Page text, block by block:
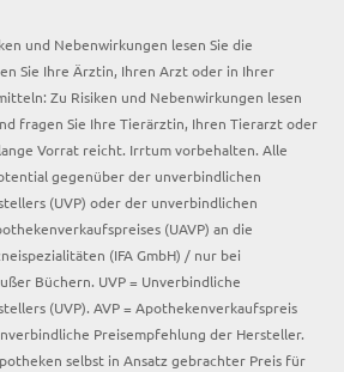
und Nebenwirkungen lesen Sie die
Sie Ihre Ärztin, Ihren Arzt oder in Ihrer
Zu Risiken und Nebenwirkungen lesen
fragen Sie Ihre Tierärztin, Ihren Tierarzt oder
Vorrat reicht. Irrtum vorbehalten. Alle
gegenüber der unverbindlichen
(UVP) oder der unverbindlichen
(UAVP) an die
(IFA GmbH) / nur bei
Büchern. UVP = Unverbindliche
(UVP). AVP = Apothekenverkaufspreis
Preisempfehlung der Hersteller.
selbst in Ansatz gebrachter Preis für